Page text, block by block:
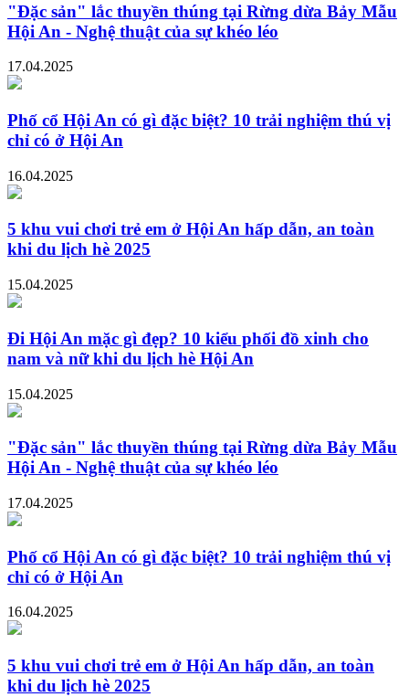
"Đặc sản" lắc thuyền thúng tại Rừng dừa Bảy Mẫu
Hội An - Nghệ thuật của sự khéo léo
17.04.2025
Phố cổ Hội An có gì đặc biệt? 10 trải nghiệm thú vị
chỉ có ở Hội An
16.04.2025
5 khu vui chơi trẻ em ở Hội An hấp dẫn, an toàn
khi du lịch hè 2025
15.04.2025
Đi Hội An mặc gì đẹp? 10 kiểu phối đồ xinh cho
nam và nữ khi du lịch hè Hội An
15.04.2025
"Đặc sản" lắc thuyền thúng tại Rừng dừa Bảy Mẫu
Hội An - Nghệ thuật của sự khéo léo
17.04.2025
Phố cổ Hội An có gì đặc biệt? 10 trải nghiệm thú vị
chỉ có ở Hội An
16.04.2025
5 khu vui chơi trẻ em ở Hội An hấp dẫn, an toàn
khi du lịch hè 2025